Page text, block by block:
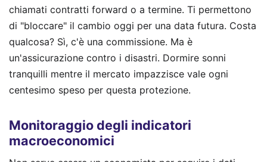
chiamati contratti forward o a termine. Ti permettono
di "bloccare" il cambio oggi per una data futura. Costa
qualcosa? Sì, c'è una commissione. Ma è
un'assicurazione contro i disastri. Dormire sonni
tranquilli mentre il mercato impazzisce vale ogni
centesimo speso per questa protezione.
Monitoraggio degli indicatori
macroeconomici